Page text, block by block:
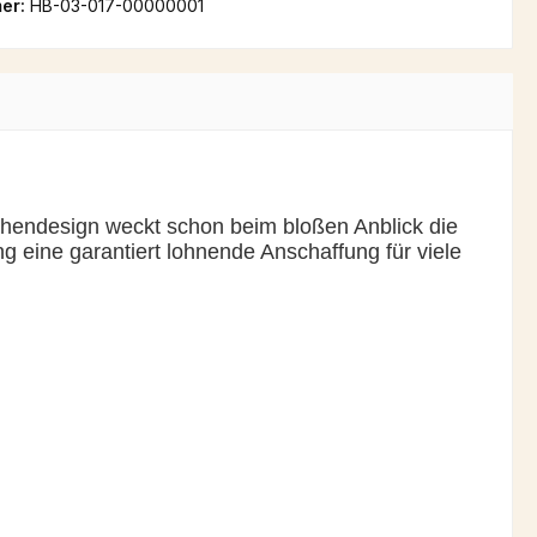
HB-03-017-00000001
weckt schon beim bloßen Anblick die
eine garantiert lohnende Anschaffung für viele